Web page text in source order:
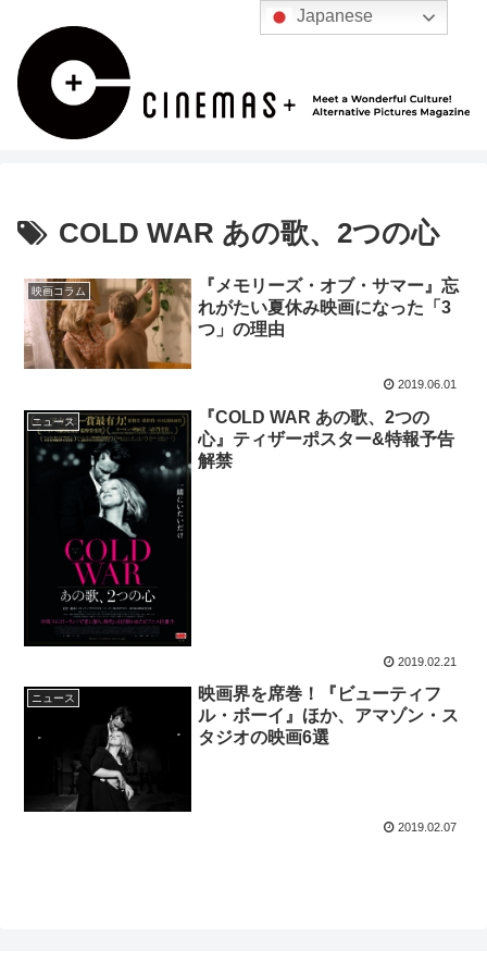
COLD WAR あの歌、2つの心
映画コラム
『メモリーズ・オブ・サマー』忘
れがたい夏休み映画になった「3
つ」の理由
2019.06.01
ニュース
『COLD WAR あの歌、2つの
心』ティザーポスター&特報予告
解禁
2019.02.21
ニュース
映画界を席巻！『ビューティフ
ル・ボーイ』ほか、アマゾン・ス
タジオの映画6選
2019.02.07
Japanese